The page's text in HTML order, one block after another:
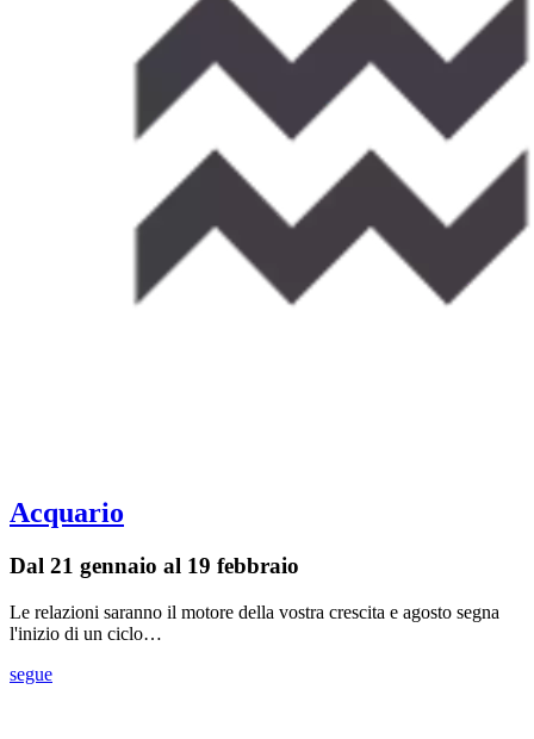
Acquario
Dal 21 gennaio al 19 febbraio
Le relazioni saranno il motore della vostra crescita e agosto segna
l'inizio di un ciclo…
segue